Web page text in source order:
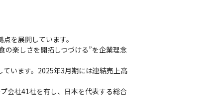
を展開しています。
の楽しさを開拓しつづける”を企業理念
います。2025年3月期には連結売上高
会社41社を有し、日本を代表する総合